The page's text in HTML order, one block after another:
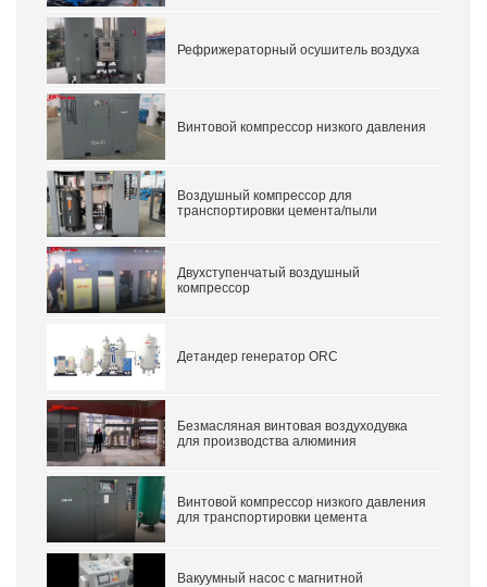
Рефрижераторный осушитель воздуха
Винтовой компрессор низкого давления
Воздушный компрессор для
транспортировки цемента/пыли
Двухступенчатый воздушный
компрессор
Детандер генератор ORC
Безмасляная винтовая воздуходувка
для производства алюминия
Винтовой компрессор низкого давления
для транспортировки цемента
Вакуумный насос с магнитной